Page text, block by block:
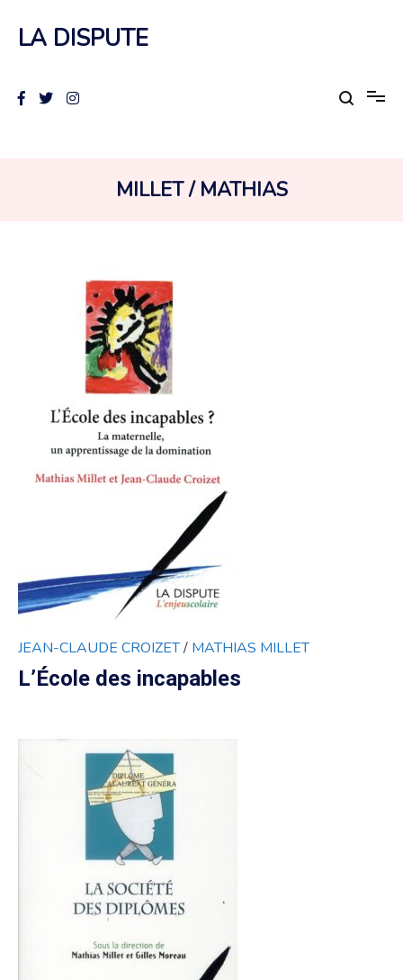
contenu
LA DISPUTE
AUTEUR :
MILLET / MATHIAS
JEAN-CLAUDE CROIZET/ MATHIAS MILLET
L’École des incapables